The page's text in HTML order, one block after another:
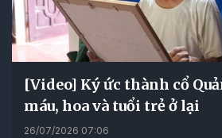
[Video] Ký ức thành cổ
máu, hoa và tuổi trẻ ở lại
26/07/2026 07:06